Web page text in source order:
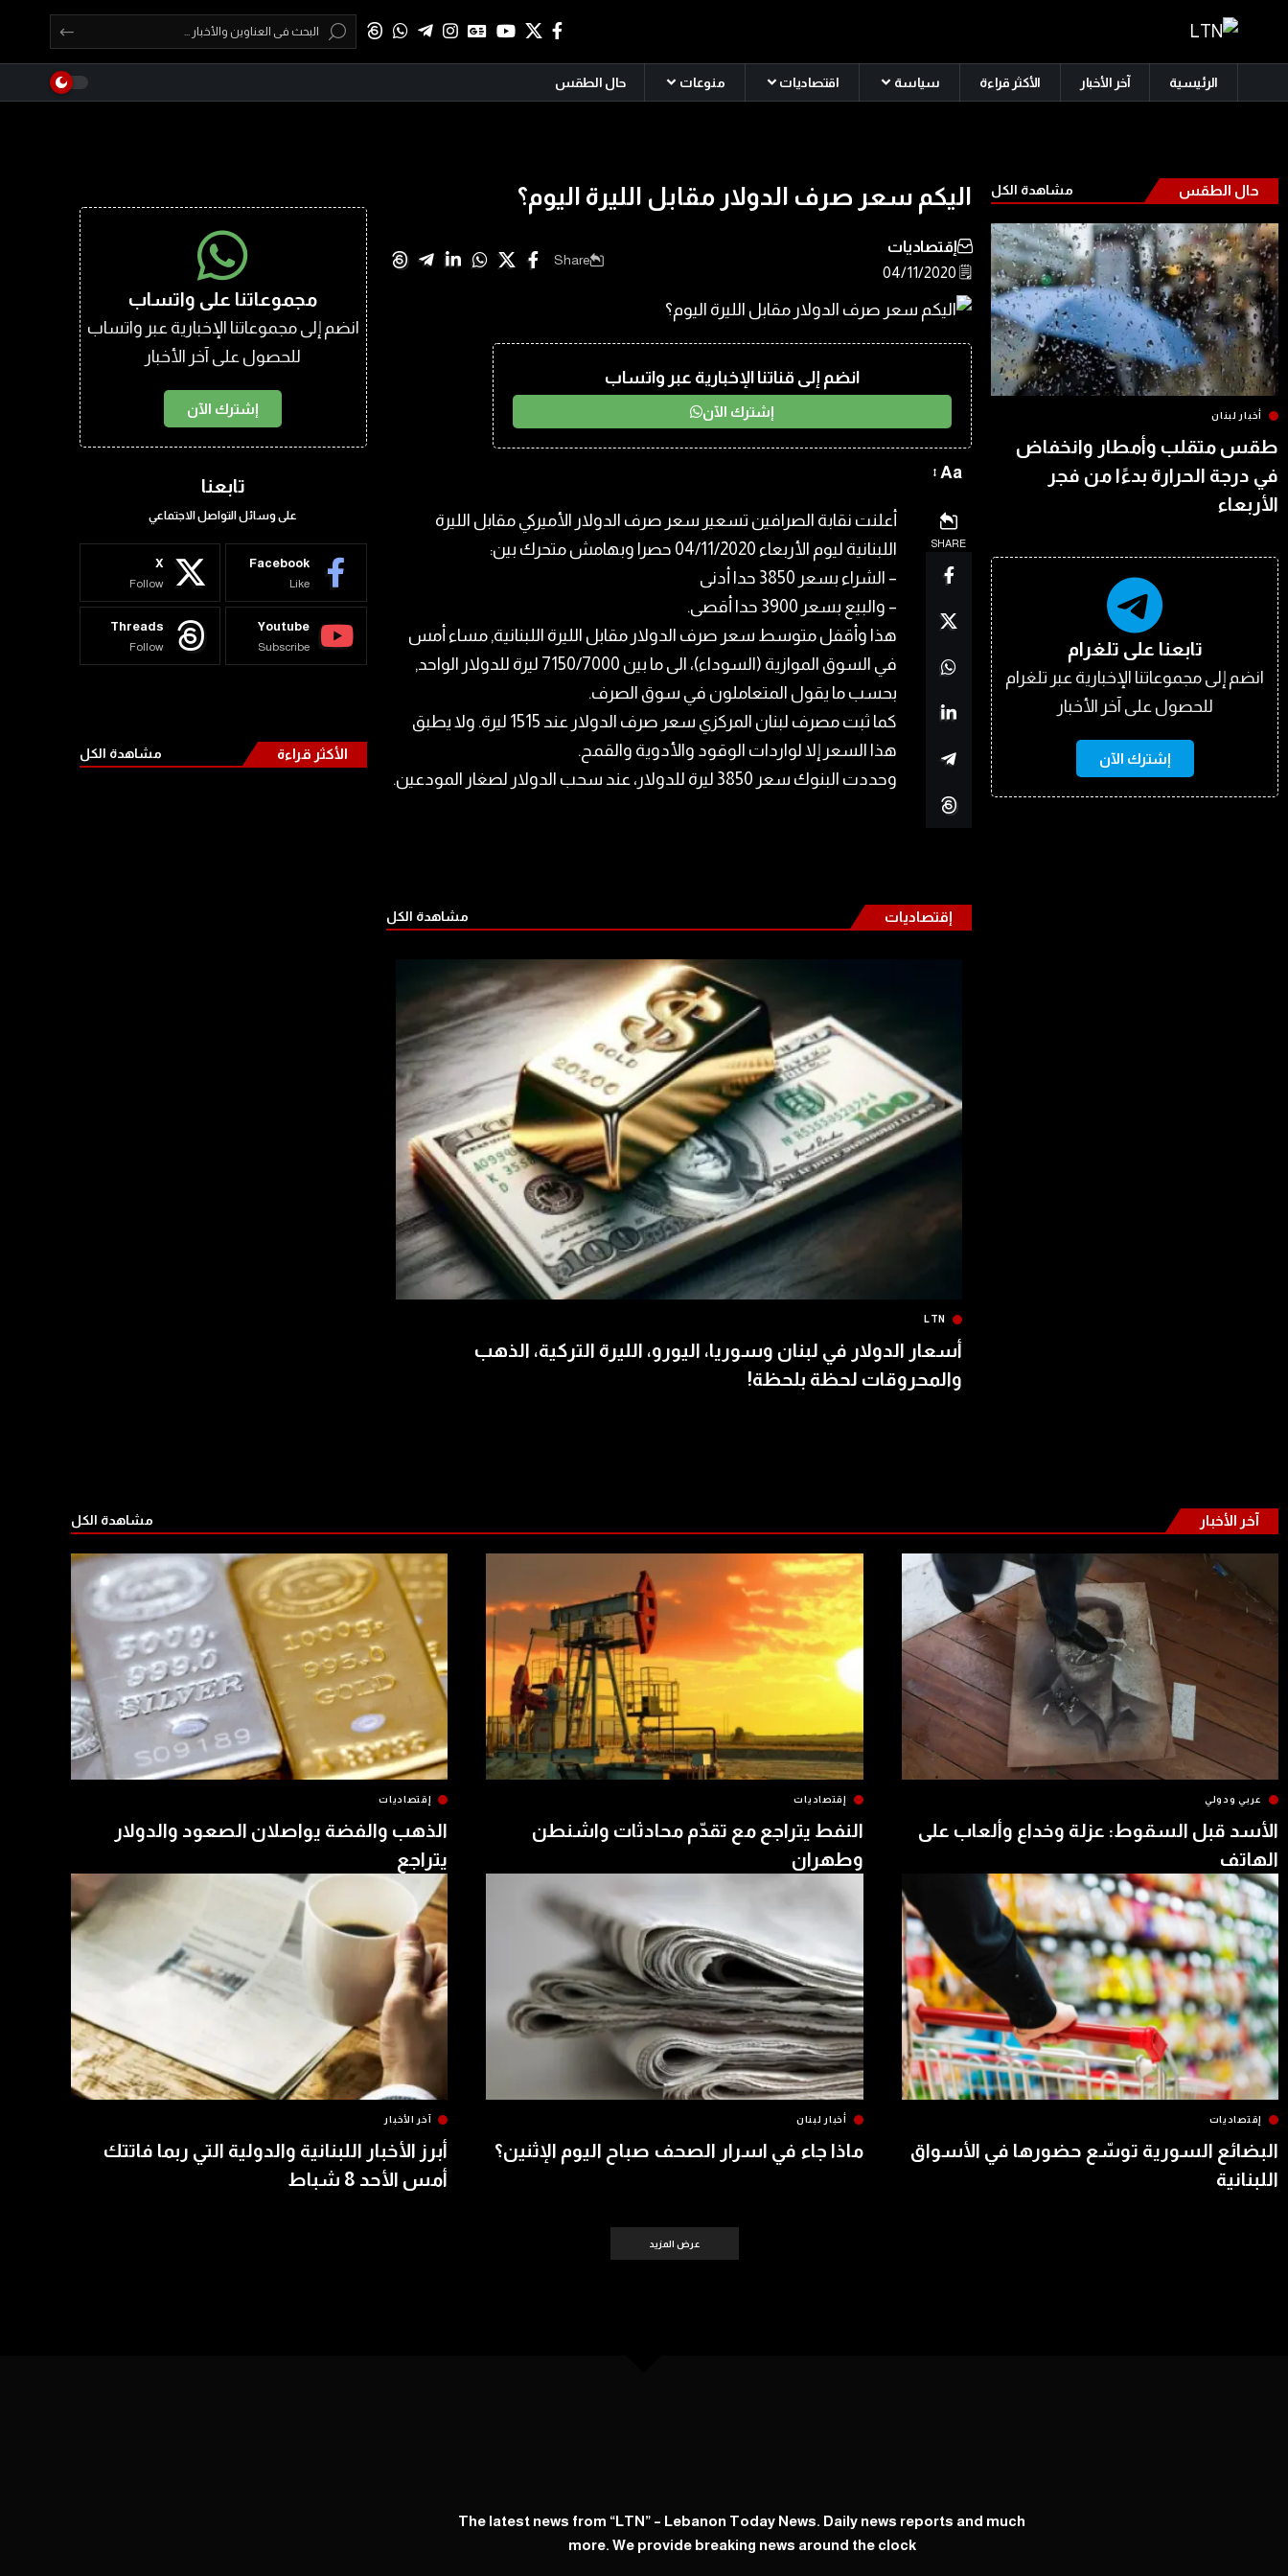
الرئيسية آخر الأخبار الأكثر قراءة سياسة اقتصاديات منوعات حال الطقس
حال الطقس مشاهدة الكل
أخبار لبنان
طقس متقلب وأمطار وانخفاض
في درجة الحرارة بدءًا من فجر
الأربعاء
تابعنا على تلغرام
انضم إلى مجموعاتنا الإخبارية عبر تلغرام
للحصول على آخر الأخبار
إشترك الآن
اليكم سعر صرف الدولار مقابل الليرة اليوم؟
🗒️ 04/11/2020
إقتصاديات
Share
انضم إلى قناتنا الإخبارية عبر واتساب
إشترك الآن
Aa
SHARE
أعلنت نقابة الصرافين تسعير سعر صرف الدولار الأميركي مقابل الليرة
اللبنانية ليوم الأربعاء 04/11/2020 حصرا وبهامش متحرك بين:
– الشراء بسعر 3850 حدا أدنى
– والبيع بسعر 3900 حدا أقصى.
هذا وأقفل متوسط سعر صرف الدولار مقابل الليرة اللبنانية, مساء أمس
في السوق الموازية (السوداء)، الى ما بين 7150/7000 ليرة للدولار الواحد,
بحسب ما يقول المتعاملون في سوق الصرف.
كما ثبت مصرف لبنان المركزي سعر صرف الدولار عند 1515 ليرة. ولا يطبق
هذا السعر إلا لواردات الوقود والأدوية والقمح.
وحددت البنوك سعر 3850 ليرة للدولار، عند سحب الدولار لصغار المودعين.
إقتصاديات مشاهدة الكل
LTN
أسعار الدولار في لبنان وسوريا، اليورو، الليرة التركية، الذهب
والمحروقات لحظة بلحظة!
مجموعاتنا على واتساب
انضم إلى مجموعاتنا الإخبارية عبر واتساب
للحصول على آخر الأخبار
إشترك الآن
تابعنا
على وسائل التواصل الاجتماعي
Facebook
Like
X
Follow
Youtube
Subscribe
Threads
Follow
الأكثر قراءة مشاهدة الكل
آخر الأخبار مشاهدة الكل
عربي ودولي
الأسد قبل السقوط: عزلة وخداع وألعاب على
الهاتف
إقتصاديات
النفط يتراجع مع تقدّم محادثات واشنطن
وطهران
إقتصاديات
الذهب والفضة يواصلان الصعود والدولار
يتراجع
إقتصاديات
البضائع السورية توسّع حضورها في الأسواق
اللبنانية
أخبار لبنان
ماذا جاء في اسرار الصحف صباح اليوم الإثنين؟
آخر الأخبار
أبرز الأخبار اللبنانية والدولية التي ربما فاتتك
أمس الأحد 8 شباط
عرض المزيد
The latest news from “LTN” – Lebanon Today News. Daily news reports and much
more. We provide breaking news around the clock